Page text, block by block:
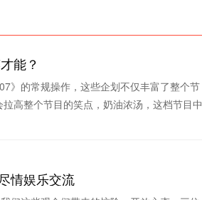
能？
》的常规操作，这些企划不仅丰富了整个节
高整个节目的笑点，奶油浓汤，这档节目中
情娱乐交流